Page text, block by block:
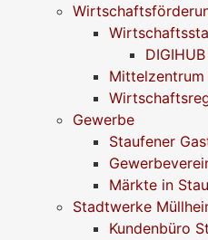
Gewerbe
Staufener
Märkte in
Stadtwerke
Kundenbüro